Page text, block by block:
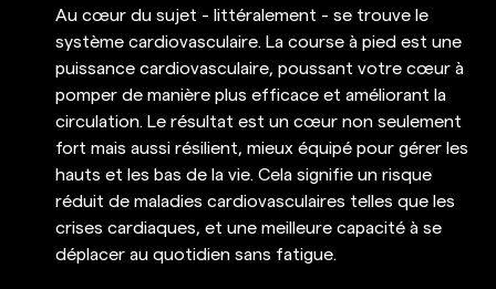
Au cœur du sujet - littéralement - se trouve le
système cardiovasculaire. La course à pied est une
puissance cardiovasculaire, poussant votre cœur à
pomper de manière plus efficace et améliorant la
circulation. Le résultat est un cœur non seulement
fort mais aussi résilient, mieux équipé pour gérer les
hauts et les bas de la vie. Cela signifie un risque
réduit de maladies cardiovasculaires telles que les
crises cardiaques, et une meilleure capacité à se
déplacer au quotidien sans fatigue.